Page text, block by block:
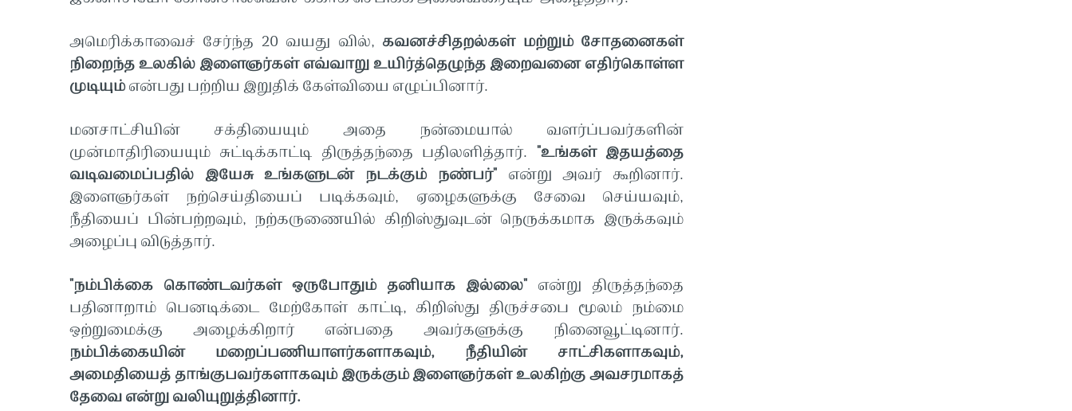
அமெரிக்காவைச் சேர்ந்த 20 வயது வில், கவனச்சிதறல்கள் மற்றும் சோதனைகள்
நிறைந்த உலகில் இளைஞர்கள் எவ்வாறு உயிர்த்தெழுந்த இறைவனை எதிர்கொள்ள
முடியும்என்பது பற்றிய இறுதிக் கேள்வியை எழுப்பினார்.
மனசாட்சியின் சக்தியையும் அதை நன்மையால் வளர்ப்பவர்களின்
முன்மாதிரியையும் சுட்டிக்காட்டி திருத்தந்தை பதிலளித்தார். "உங்கள் இதயத்தை
வடிவமைப்பதில் இயேசு உங்களுடன் நடக்கும் நண்பர்" என்று அவர் கூறினார்.
இளைஞர்கள் நற்செய்தியைப் படிக்கவும், ஏழைகளுக்கு சேவை செய்யவும்,
நீதியைப் பின்பற்றவும், நற்கருணையில் கிறிஸ்துவுடன் நெருக்கமாக இருக்கவும்
அழைப்பு விடுத்தார்.
"நம்பிக்கை கொண்டவர்கள் ஒருபோதும் தனியாக இல்லை" என்று திருத்தந்தை
பதினாறாம் பெனடிக்டை மேற்கோள் காட்டி, கிறிஸ்து திருச்சபை மூலம் நம்மை
ஒற்றுமைக்கு அழைக்கிறார் என்பதை அவர்களுக்கு நினைவூட்டினார்.
நம்பிக்கையின் மறைப்பணியாளர்களாகவும், நீதியின் சாட்சிகளாகவும்,
அமைதியைத் தாங்குபவர்களாகவும் இருக்கும் இளைஞர்கள் உலகிற்கு அவசரமாகத்
தேவை என்று வலியுறுத்தினார்.